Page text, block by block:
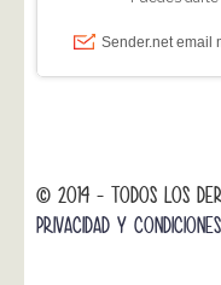
© 2014 - TODOS LOS
PRIVACIDAD Y